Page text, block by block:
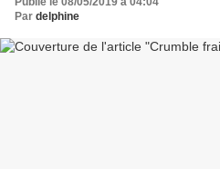
Par delphine